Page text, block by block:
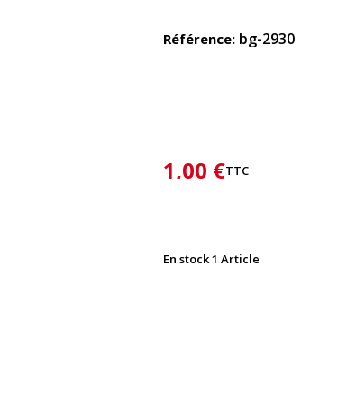
Référence bg-2930
1,00 €TTC
En stock1 Article